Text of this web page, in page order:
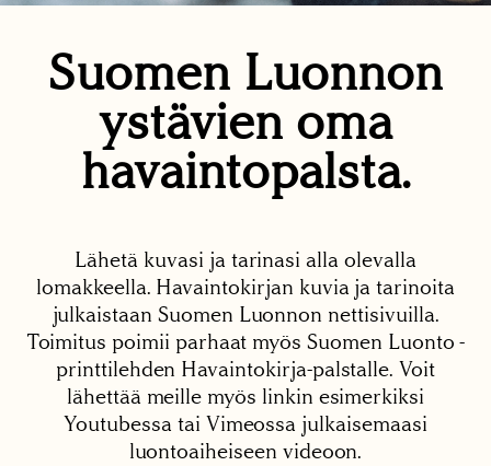
Suomen Luonnon
ystävien oma
havaintopalsta.
Lähetä kuvasi ja tarinasi alla olevalla
lomakkeella. Havaintokirjan kuvia ja tarinoita
julkaistaan Suomen Luonnon nettisivuilla.
Toimitus poimii parhaat myös Suomen Luonto -
printtilehden Havaintokirja-palstalle. Voit
lähettää meille myös linkin esimerkiksi
Youtubessa tai Vimeossa julkaisemaasi
luontoaiheiseen videoon.